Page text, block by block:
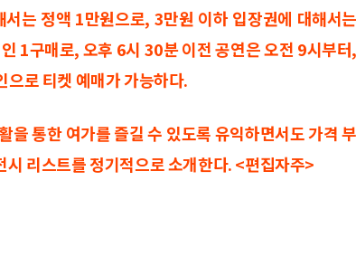
는 정액 1만원으로, 3만원 이하 입장권에 대해서는
1구매로, 오후 6시 30분 이전 공연은 오전 9시부터,
로 티켓 예매가 가능하다.
을 통한 여가를 즐길 수 있도록 유익하면서도 가격 부
시 리스트를 정기적으로 소개한다. <편집자주>